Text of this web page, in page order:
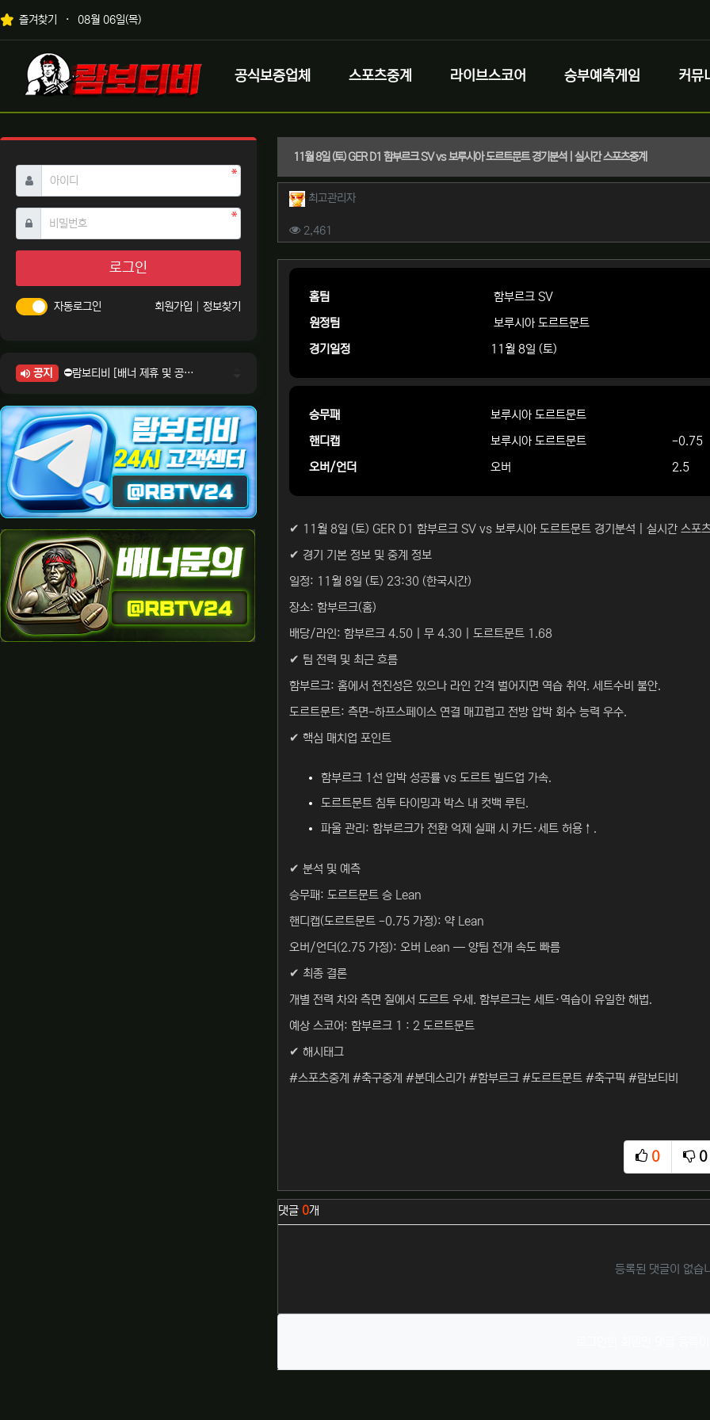
상단 네비
즐겨찾기 08월 06일(목)
메인 메뉴
로고
공식보증업체 스포츠중계 라이브스코어 승부예측게임 커뮤
11월 8일 (토) GER D1 함부르크 SV vs 보루시아 도르트문트 경기분석 | 실시간 스포츠중계
작성자 정보
최고관리자작성
컨텐츠 정보
2,461
본문
홈팀
함부르크 SV
원정팀
보루시아 도르트문트
경기일정
11월 8일 (토)
승무패 보루시아 도르트문트
핸디캡
보루시아 도르트문트 -0.75
오버/언더
오버 2.5
✔ 11월 8일 (토) GER D1 함부르크 SV vs 보루시아 도르트문트 경기분석 | 실시간 스포츠
✔ 경기 기본 정보 및 중계 정보
일정: 11월 8일 (토) 23:30 (한국시간)
장소: 함부르크(홈)
배당/라인: 함부르크 4.50 | 무 4.30 | 도르트문트 1.68
✔ 팀 전력 및 최근 흐름
함부르크: 홈에서 전진성은 있으나 라인 간격 벌어지면 역습 취약. 세트수비 불안.
도르트문트: 측면-하프스페이스 연결 매끄럽고 전방 압박 회수 능력 우수.
✔ 핵심 매치업 포인트
함부르크 1선 압박 성공률 vs 도르트 빌드업 가속.
도르트문트 침투 타이밍과 박스 내 컷백 루틴.
파울 관리: 함부르크가 전환 억제 실패 시 카드·세트 허용↑.
✔ 분석 및 예측
승무패: 도르트문트 승 Lean
핸디캡(도르트문트 -0.75 가정): 약 Lean
오버/언더(2.75 가정): 오버 Lean — 양팀 전개 속도 빠름
✔ 최종 결론
개별 전력 차와 측면 질에서 도르트 우세. 함부르크는 세트·역습이 유일한 해법.
예상 스코어: 함부르크 1 : 2 도르트문트
✔ 해시태그
#스포츠중계 #축구중계 #분데스리가 #함부르크 #도르트문트 #축구픽 #람보티비
0
추천
0
비
관련자료
댓글 0개
등록된 댓글이 없습
아이디 필수
비밀번호필수
로그인
자동로그인 회원가입 정보찾기
공지
⛔람보티비 [배너 제휴 및 공식 입점 문의 안내]
⛔람보티비 [정회원 등급UP! 안내사항]
⛔람보티비 [채팅방 이용시 주의사항]
⛔람보티비 [공식보증업체 안내]